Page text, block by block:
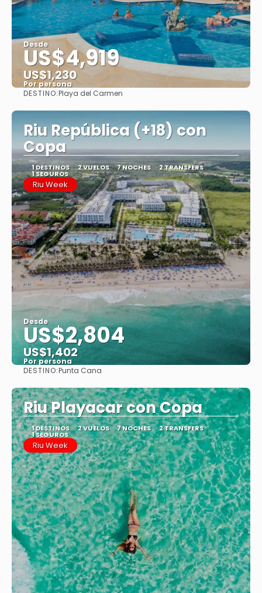
Desde
US$4,919
US$1,230
Por persona
DESTINO:Playa del Carmen
Riu República (+18) con
Copa
1 DESTINOS 2 VUELOS 7 NOCHES 2 TRANSFERS
1 SEGUROS
Riu Week
Desde
US$2,804
US$1,402
Por persona
DESTINO:Punta Cana
Riu Playacar con Copa
1 DESTINOS 2 VUELOS 7 NOCHES 2 TRANSFERS
1 SEGUROS
Riu Week